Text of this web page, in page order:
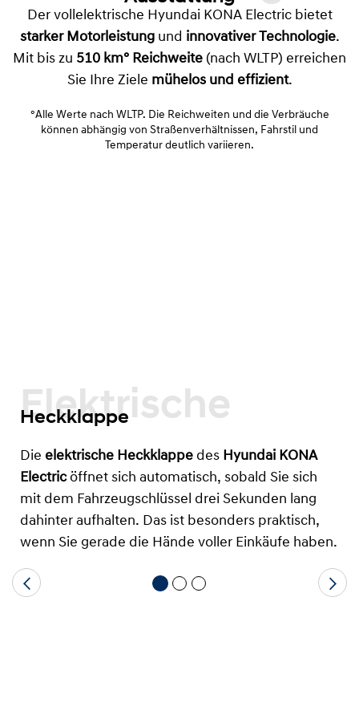
Der vollelektrische Hyundai KONA Electric bietet
starker Motorleistungund innovativer Technologie.
Mit bis zu 510 km° Reichweite (nach WLTP) erreichen
Sie Ihre Ziele mühelos und effizient.
°Alle Werte nach WLTP. Die Reichweiten und die Verbräuche
können abhängig von Straßenverhältnissen, Fahrstil und
Temperatur deutlich variieren.
Elektrische
Heckklappe
Die elektrische Heckklappe des Hyundai KONA
Electric öffnet sich automatisch, sobald Sie sich
mit dem Fahrzeugschlüssel drei Sekunden lang
dahinter aufhalten. Das ist besonders praktisch,
wenn Sie gerade die Hände voller Einkäufe haben.